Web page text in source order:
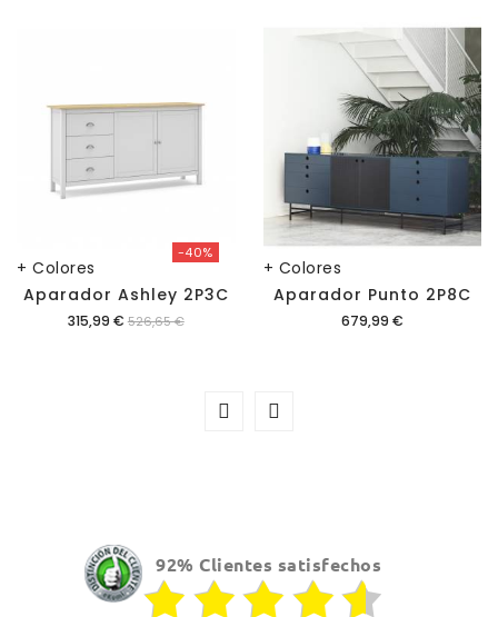
+ Colores
-40%
Aparador Ashley 2P3C
Precio
315,99 € 526,65 €
+ Colores
Aparador Punto 2P8C
Precio
679,99 €
92% Clientes satisfechos